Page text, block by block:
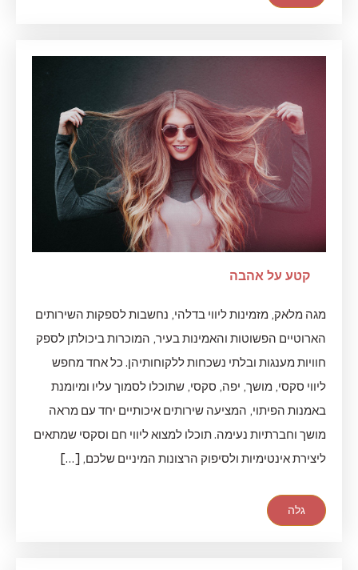
קטע על אהבה
מגה מלאק, מזמינות ליווי בדלהי, נחשבות לספקות השירותים
הארוטיים הפשוטות והאמינות בעיר, המוכרות ביכולתן לספק
חוויות מענגות ובלתי נשכחות ללקוחותיהן. כל אחד מחפש
ליווי סקסי, מושך, יפה, סקסי, שתוכלו לסמוך עליו ומיומנת
באמנות הפיתוי, המציעה שירותים איכותיים יחד עם מראה
מושך וחברתיות נעימה. תוכלו למצוא ליווי חם וסקסי שמתאים
ליצירת אינטימיות ולסיפוק הרצונות המיניים שלכם, […]
גלה